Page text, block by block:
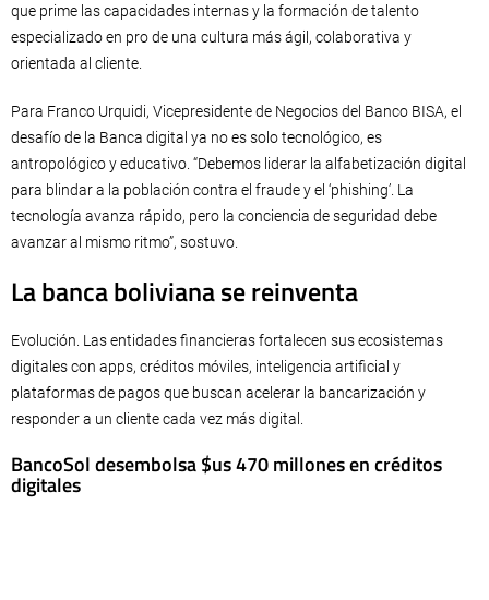
que prime las capacidades internas y la formación de talento
especializado en pro de una cultura más ágil, colaborativa y
orientada al cliente.
Para Franco Urquidi, Vicepresidente de Negocios del Banco BISA, el
desafío de la Banca digital ya no es solo tecnológico, es
antropológico y educativo. “Debemos liderar la alfabetización digital
para blindar a la población contra el fraude y el ‘phishing’. La
tecnología avanza rápido, pero la conciencia de seguridad debe
avanzar al mismo ritmo”, sostuvo.
La banca boliviana se reinventa
Evolución. Las entidades financieras fortalecen sus ecosistemas
digitales con apps, créditos móviles, inteligencia artificial y
plataformas de pagos que buscan acelerar la bancarización y
responder a un cliente cada vez más digital.
BancoSol desembolsa $us 470 millones en créditos
digitales